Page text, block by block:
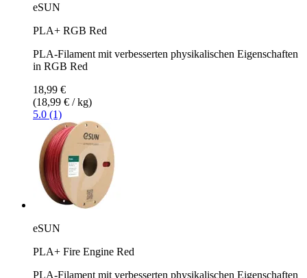
eSUN
PLA+ RGB Red
PLA-Filament mit verbesserten physikalischen Eigenschaften
in RGB Red
18,99 €
(18,99 € / kg)
5.0 (1)
eSUN
PLA+ Fire Engine Red
PLA-Filament mit verbesserten physikalischen Eigenschaften